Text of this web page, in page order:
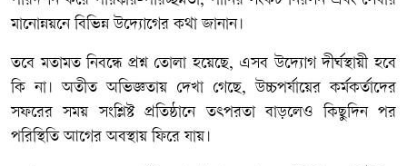
মানোন্নয়নে বিভিন্ন উদ্যোগের কথা জানান।
তবে মতামত নিবন্ধে প্রশ্ন তোলা হয়েছে, এসব উদ্যোগ দীর্ঘস্থায়ী হবে
কি না। অতীত অভিজ্ঞতায় দেখা গেছে, উচ্চপর্যায়ের কর্মকর্তাদের
সফরের সময় সংশ্লিষ্ট প্রতিষ্ঠানে তৎপরতা বাড়লেও কিছুদিন পর
পরিস্থিতি আগের অবস্থায় ফিরে যায়।